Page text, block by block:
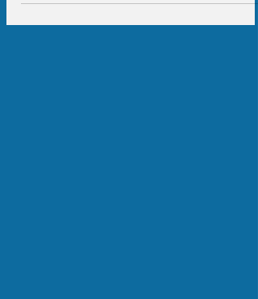
und der Intensiv-Täter Anlass für NRW